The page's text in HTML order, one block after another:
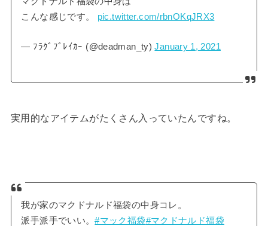
こんな感じです。 pic.twitter.com/rbnOKqJRX3
— ﾌﾗｸﾞﾌﾞﾚｲｶｰ (@deadman_ty)January 1, 2021
実用的なアイテムがたくさん入っていたんですね。
我が家のマクドナルド福袋の中身コレ。
派手派手でいい。#マック福袋#マクドナルド福袋